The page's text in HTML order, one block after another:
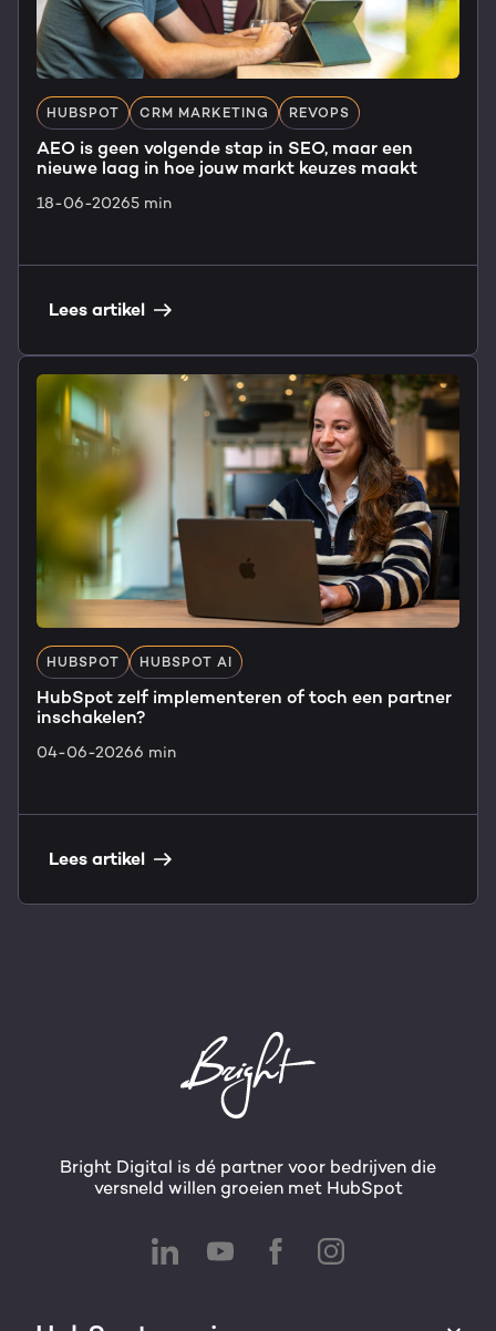
HUBSPOT CRM MARKETING REVOPS
AEO is geen volgende stap in SEO, maar een
nieuwe laag in hoe jouw markt keuzes maakt
18-06-20265 min
Lees artikel
HUBSPOT HUBSPOT AI
HubSpot zelf implementeren of toch een partner
inschakelen?
04-06-20266 min
Lees artikel
Bright Digital is dé partner voor bedrijven die
versneld willen groeien met HubSpot